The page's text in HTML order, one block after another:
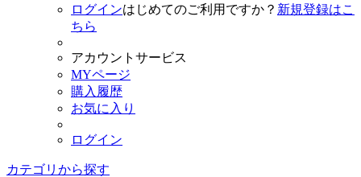
ログインはじめてのご利用ですか？ 新規登録はこ
ちら
アカウントサービス
MYページ
購入履歴
お気に入り
ログイン
カテゴリから探す